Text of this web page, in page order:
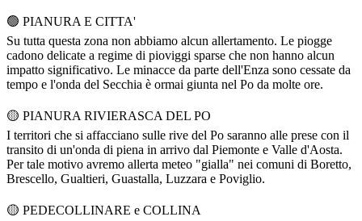
🟢 PIANURA E CITTA'
Su tutta questa zona non abbiamo alcun allertamento. Le piogge
cadono delicate a regime di pioviggi sparse che non hanno alcun
impatto significativo. Le minacce da parte dell'Enza sono cessate da
tempo e l'onda del Secchia è ormai giunta nel Po da molte ore.
🟡 PIANURA RIVIERASCA DEL PO
I territori che si affacciano sulle rive del Po saranno alle prese con il
transito di un'onda di piena in arrivo dal Piemonte e Valle d'Aosta.
Per tale motivo avremo allerta meteo "gialla" nei comuni di Boretto,
Brescello, Gualtieri, Guastalla, Luzzara e Poviglio.
🟡 PEDECOLLINARE e COLLINA